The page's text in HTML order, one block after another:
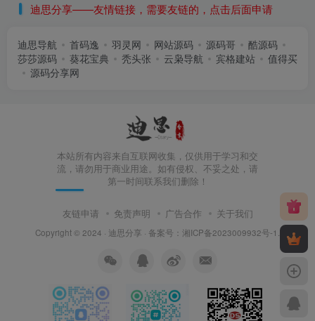
迪思分享——友情链接，需要友链的，点击后面申请
迪思导航 首码逸 羽灵网 网站源码 源码哥
酷源码
莎莎源码
葵花宝典 秃头张 云枭导航 宾格建站
值得买
源码分享网
本站所有内容来自互联网收集，仅供用于学习和交
流，请勿用于商业用途。如有侵权、不妥之处，请
第一时间联系我们删除！
友链申请 免责声明 广告合作 关于我们
Copyright © 2024 · 迪思分享 · 备案号： 湘ICP备2023009932号-1